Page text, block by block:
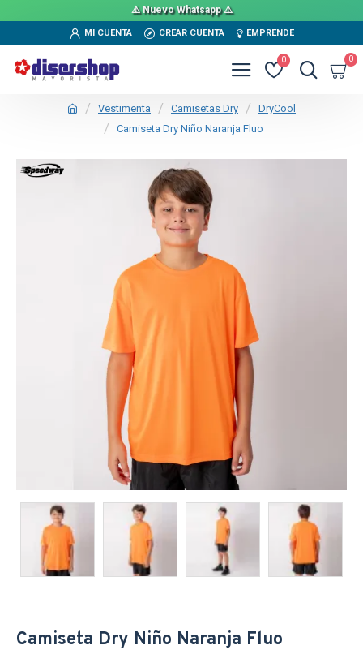
⚠️ Nuevo Whatsapp ⚠️
MI CUENTA CREAR CUENTA EMPRENDE
0 0
Vestimenta Camisetas Dry
DryCool
Camiseta Dry Niño Naranja Fluo
TEXTTRANSPARENTE
Camiseta Dry Niño Naranja Fluo